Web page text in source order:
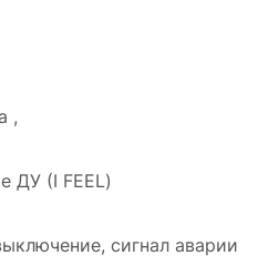
,
ДУ (I FEEL)
сигнал аварии